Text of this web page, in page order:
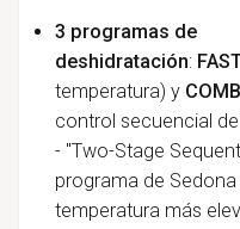
3 programas de
deshidratación:
temperatura) y
control secuencial
- "Two-Stage
programa de
temperatura más